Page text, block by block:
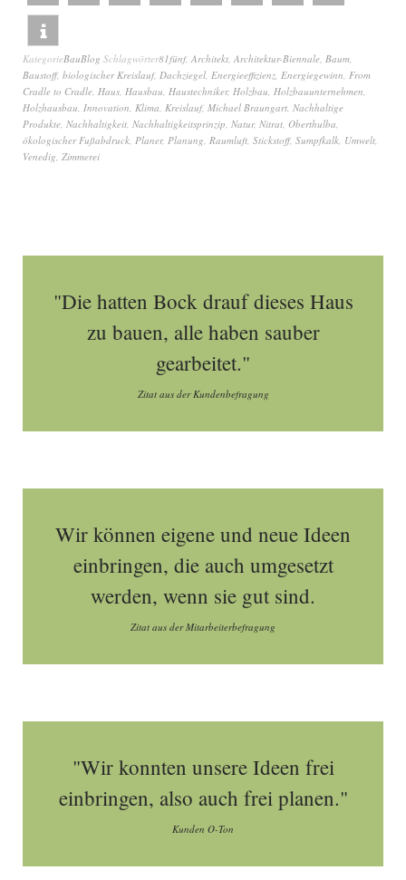
KategorieBauBlog Schlagwörter81fünf, Architekt, Architektur-Biennale, Baum,
Baustoff, biologischer Kreislauf, Dachziegel, Energieeffizienz, Energiegewinn, From
Cradle to Cradle, Haus, Hausbau, Haustechniker, Holzbau, Holzbauunternehmen,
Holzhausbau, Innovation, Klima, Kreislauf, Michael Braungart, Nachhaltige
Produkte, Nachhaltigkeit, Nachhaltigkeitsprinzip, Natur, Nitrat, Oberthulba,
ökologischer Fußabdruck, Planer, Planung, Raumluft, Stickstoff, Sumpfkalk, Umwelt,
Venedig, Zimmerei
"Die hatten Bock drauf dieses Haus
zu bauen, alle haben sauber
gearbeitet."
Zitat aus der Kundenbefragung
Wir können eigene und neue Ideen
einbringen, die auch umgesetzt
werden, wenn sie gut sind.
Zitat aus der Mitarbeiterbefragung
"Wir konnten unsere Ideen frei
einbringen, also auch frei planen."
Kunden O-Ton